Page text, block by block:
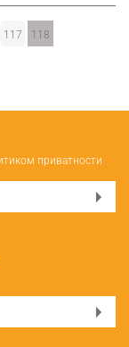
117 118
приватности